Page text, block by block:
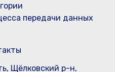
передачи данных
Щёлковский р-н,